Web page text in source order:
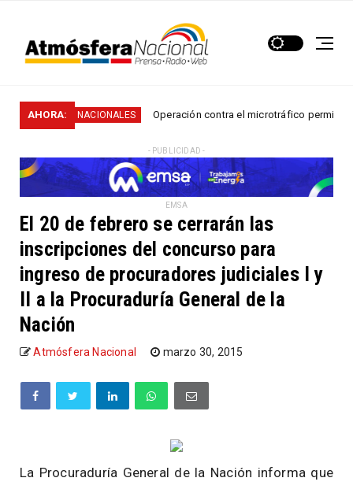
AHORA:NACIONALES Operación contra el microtráfico permitió que
- PUBLICIDAD -
EMSA
El 20 de febrero se cerrarán las
inscripciones del concurso para
ingreso de procuradores judiciales I y
II a la Procuraduría General de la
Nación
Atmósfera Nacional marzo 30, 2015
La Procuraduría General de la Nación informa que